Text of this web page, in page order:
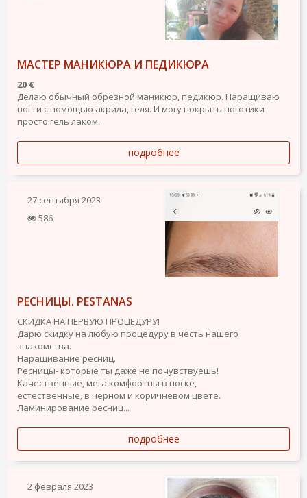
МАСТЕР МАНИКЮРА И ПЕДИКЮРА
20 €
Делаю обычный обрезной маникюр, педикюр. Наращиваю
ногти с помощью акрила, геля. И могу покрыть ноготики
просто гель лаком.
подробнее
27 сентября 2023
586
РЕСНИЦЫ. PESTANAS
СКИДКА НА ПЕРВУЮ ПРОЦЕДУРУ!
Дарю скидку на любую процедуру в честь нашего
знакомства.
Наращивание ресниц.
Ресницы- которые ты даже не почувствуешь!
Качественные, мега комфортны в носке,
естественные, в чёрном и коричневом цвете.
Ламинирование ресниц...
подробнее
2 февраля 2023